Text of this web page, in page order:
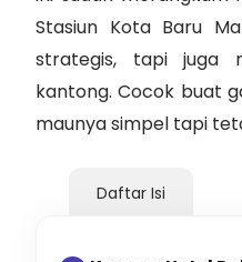
Stasiun Kota Baru
strategis, tapi juga
kantong. Cocok buat
maunya simpel tapi
Daftar Isi